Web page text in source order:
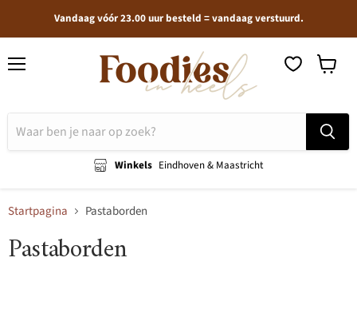
Vandaag vóór 23.00 uur besteld = vandaag verstuurd.
Winkels Eindhoven & Maastricht
Startpagina Pastaborden
Pastaborden